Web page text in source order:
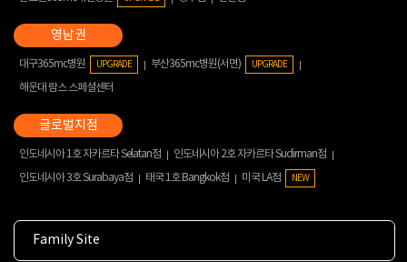
대구365mc병원 UPGRADE 부산365mc병원(서면) UPGRADE
해운대 람스 스페셜센터
인도네시아 1호 자카르타 Selatan점
인도네시아 2호 자카르타 Sudirman점
인도네시아 3호 Surabaya점
태국 1호 Bangkok점 미국 LA점 NEW
Family Site